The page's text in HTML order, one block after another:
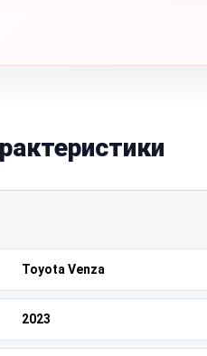
Toyota Venza
2023